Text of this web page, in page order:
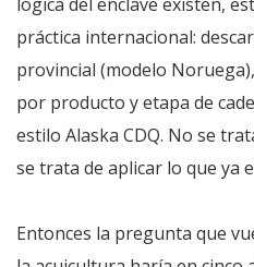
práctica internacional:
provincial (modelo
por producto y etapa de
estilo Alaska CDQ. No se
se trata de aplicar lo que ya
Entonces la pregunta que